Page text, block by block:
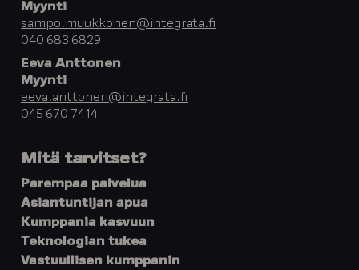
Myynti
sampo.muukkonen@integrata.fi
040 683 6829
Eeva Anttonen
Myynti
eeva.anttonen@integrata.fi
045 670 7414
Mitä tarvitset?
Parempaa palvelua
Asiantuntijan apua
Kumppania kasvuun
Teknologian tukea
Vastuullisen kumppanin